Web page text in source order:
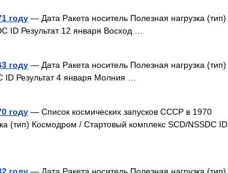
году — Дата Ракета носитель Полезная нагрузка (тип)
ID Результат 12 января Восход …
году — Дата Ракета носитель Полезная нагрузка (тип)
Результат 4 января Молния …
году — Список космических запусков СССР в 1970
(тип) Космодром / Стартовый комплекс SCD/NSSDC ID